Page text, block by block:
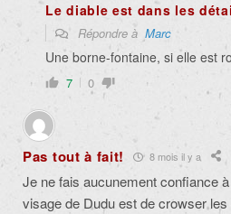
Le diable est dans les
Répondre à Marc
Une borne-fontaine, si elle est
7 0
Pas tout à fait! 8 mois il y a
Je ne fais aucunement confiance
visage de Dudu est de crowser